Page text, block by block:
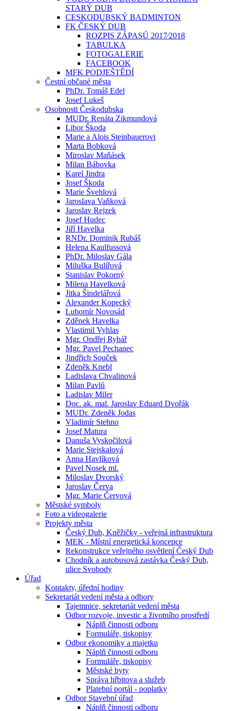
STARÝ DUB
CESKODUBSKÝ BADMINTON
FK ČESKÝ DUB
ROZPIS ZÁPASŮ 2017⁄2018
TABULKA
FOTOGALERIE
FACEBOOK
MFK PODJEŠTĚDÍ
Čestní občané města
PhDr. Tomáš Edel
Josef Lukeš
Osobnosti Českodubska
MUDr. Renáta Zikmundová
Libor Škoda
Marie a Alois Steinbauerovi
Marta Bobková
Miroslav Maňásek
Milan Bábovka
Karel Jindra
Josef Škoda
Marie Švehlová
Jaroslava Vaňková
Jaroslav Rejzek
Josef Hudec
Jiří Havelka
RNDr. Dominik Rubáš
Helena Kaulfussová
PhDr. Miloslav Gála
Miluška Bulířová
Stanislav Pokorný
Milena Havelková
Jitka Šindelářová
Alexander Kopecký
Lubomír Novosád
Zděnek Havelka
Vlastimil Vyhlas
Mgr. Ondřej Rybář
Mgr. Pavel Pechanec
Jindřich Souček
Zdeněk Knebl
Ladislava Chvalinová
Milan Pavlů
Ladislav Miler
Doc. ak. mal. Jaroslav Eduard Dvořák
MUDr. Zdeněk Jodas
Vladimír Stehno
Josef Matura
Danuša Vyskočilová
Marie Stejskalová
Anna Havlíková
Pavel Nosek ml.
Miloslav Dvorský
Jaroslav Červa
Mgr. Marie Červová
Městské symboly
Foto a videogalerie
Projekty města
Český Dub, Kněžičky - veřejná infrastruktura
MEK - Místní energetická koncepce
Rekonstrukce veřejného osvětlení Český Dub
Chodník a autobusová zastávka Český Dub,
ulice Svobody
Úřad
Kontakty, úřední hodiny
Sekretariát vedení města a odbory
Tajemnice, sekretariát vedení města
Odbor rozvoje, investic a životního prostředí
Náplň činnosti odboru
Formuláře, tiskopisy
Odbor ekonomiky a majetku
Náplň činnosti odboru
Formuláře, tiskopisy
Městské byty
Správa hřbitova a služeb
Platební portál - poplatky
Odbor Stavební úřad
Náplň činnosti odboru